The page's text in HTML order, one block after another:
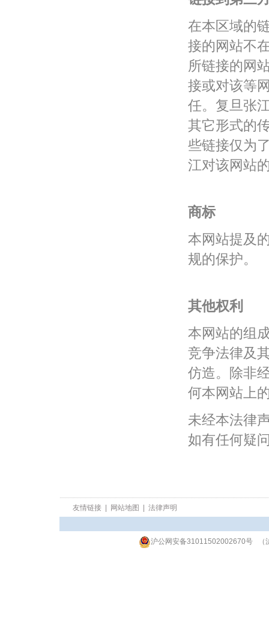
在本区域的
接的网站不
所链接的网
接或对该等
任。复旦张
其它形式的
些链接仅为
江对该网站
商标
本网站提及
规的保护。
其他权利
本网站的组
竞争法律及
仿造。除非
何本网站上
未经本法律
如有任何疑
友情链接 网站地图 法律声明
沪公网安备31011502002670号（